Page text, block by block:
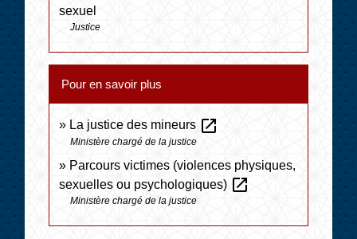
sexuel
Justice
Pour en savoir plus
La justice des mineurs open_in_new
Ministère chargé de la justice
Parcours victimes (violences physiques,
sexuelles ou psychologiques) open_in_new
Ministère chargé de la justice